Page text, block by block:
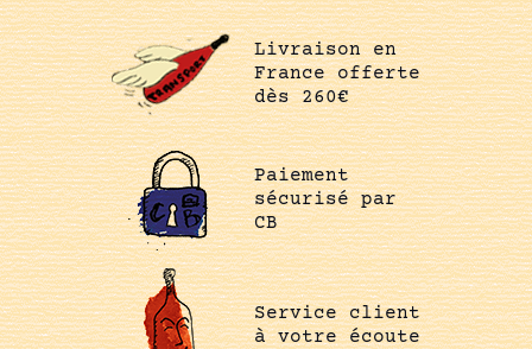
Livraison en
France offerte
dès 260€
Paiement
sécurisé par
CB
Service client
à votre écoute